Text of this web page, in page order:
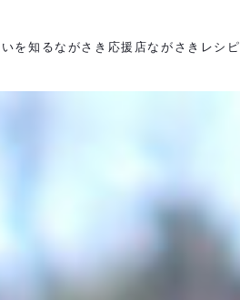
を知る ながさき応援店ながさきレシピ